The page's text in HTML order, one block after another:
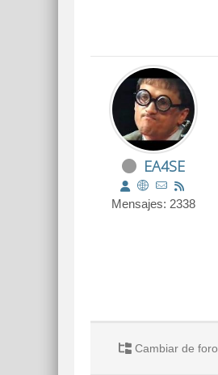
EA4SE
Mensajes: 2338
Cambiar de foro